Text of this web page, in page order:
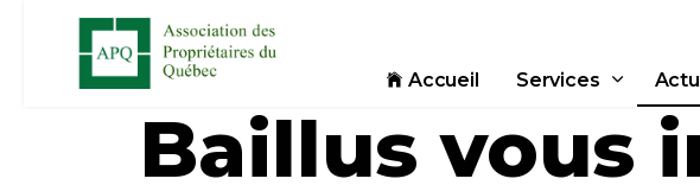
Accueil Services
Baillus vous